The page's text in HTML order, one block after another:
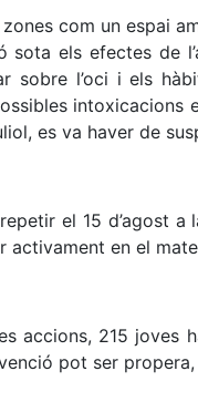
com un espai
sota els efectes de
sobre l’oci i els
intoxicacions
es va haver de
el 15 d’agost
activament en el
accions, 215 joves
pot ser